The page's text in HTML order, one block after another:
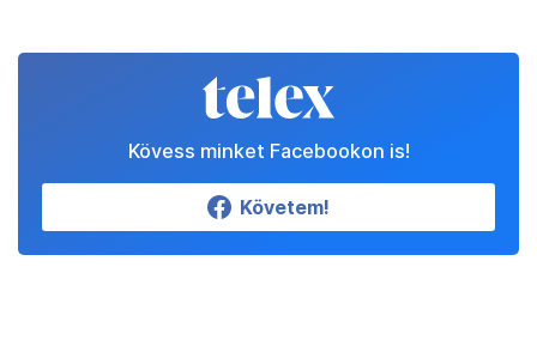
Kövess minket Facebookon is!
Követem!